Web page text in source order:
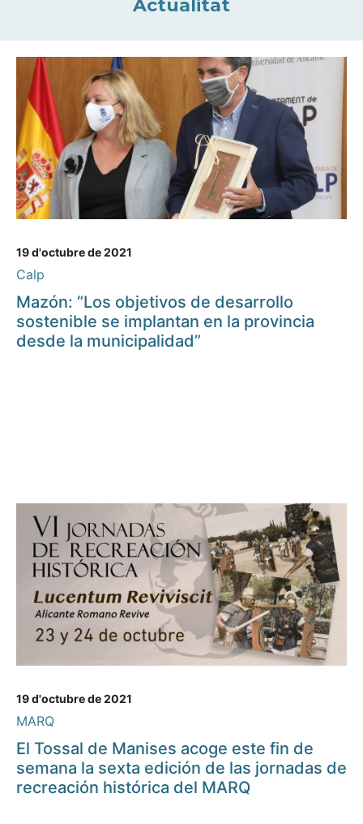
Actualitat
19 d'octubre de 2021
Calp
Mazón: “Los objetivos de desarrollo
sostenible se implantan en la provincia
desde la municipalidad”
19 d'octubre de 2021
MARQ
El Tossal de Manises acoge este fin de
semana la sexta edición de las jornadas de
recreación histórica del MARQ